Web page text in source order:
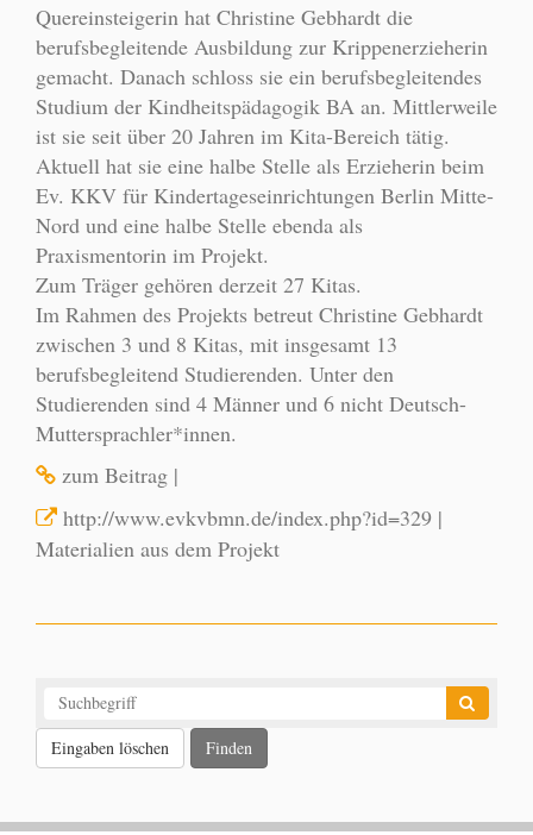
Quereinsteigerin hat Christine Gebhardt die
berufsbegleitende Ausbildung zur Krippenerzieherin
gemacht. Danach schloss sie ein berufsbegleitendes
Studium der Kindheitspädagogik BA an. Mittlerweile
ist sie seit über 20 Jahren im Kita-Bereich tätig.
Aktuell hat sie eine halbe Stelle als Erzieherin beim
Ev. KKV für Kindertageseinrichtungen Berlin Mitte-
Nord und eine halbe Stelle ebenda als
Praxismentorin im Projekt.
Zum Träger gehören derzeit 27 Kitas.
Im Rahmen des Projekts betreut Christine Gebhardt
zwischen 3 und 8 Kitas, mit insgesamt 13
berufsbegleitend Studierenden. Unter den
Studierenden sind 4 Männer und 6 nicht Deutsch-
Muttersprachler*innen.
zum Beitrag |
http://www.evkvbmn.de/index.php?id=329 |
Materialien aus dem Projekt
Eingaben löschen